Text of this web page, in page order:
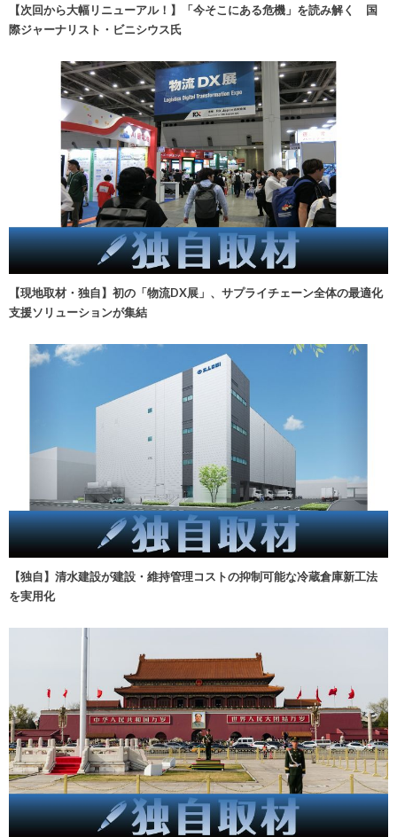
【次回から大幅リニューアル！】「今そこにある危機」を読み解く 国
際ジャーナリスト・ビニシウス氏
【現地取材・独自】初の「物流DX展」、サプライチェーン全体の最適化
支援ソリューションが集結
【独自】清水建設が建設・維持管理コストの抑制可能な冷蔵倉庫新工法
を実用化